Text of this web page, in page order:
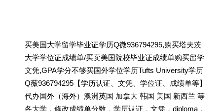
买美国大学留学毕业证学历Q微936794295,购买塔夫茨
大学学位证成绩单/买卖美国院校毕业证成绩单购买留学
文凭,GPA学分不够买国外学位学历Tufts University学历
Q薇936794295【学历认证、文凭、学位证、成绩单等】
代办国外（海外）澳洲英国 加拿大 韩国 美国 新西兰 等
各大学，修改成绩单分数，学历认证，文凭，diploma，